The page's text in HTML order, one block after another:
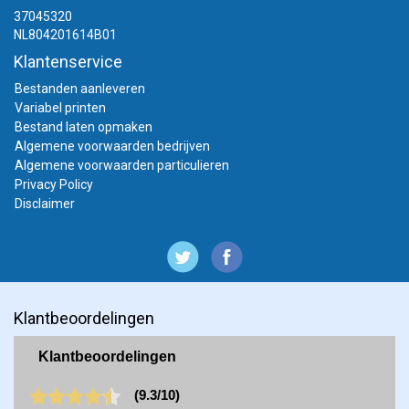
37045320
NL804201614B01
Klantenservice
Bestanden aanleveren
Variabel printen
Bestand laten opmaken
Algemene voorwaarden bedrijven
Algemene voorwaarden particulieren
Privacy Policy
Disclaimer
Klantbeoordelingen